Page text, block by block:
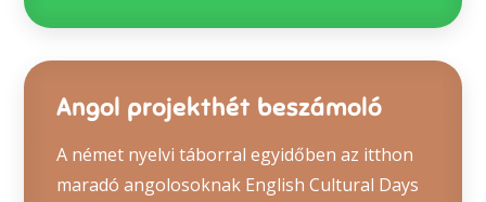
Angol projekthét beszámoló
A német nyelvi táborral egyidőben az itthon
maradó angolosoknak English Cultural Days